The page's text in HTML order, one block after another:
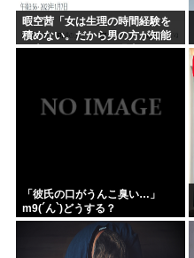
暇空茜「女は生理の時間経験を
積めない。だから男の方が知能
が上w」 こいつって過去に何か
「彼氏の口がうんこ臭い…」
m9(´ん`)どうする？